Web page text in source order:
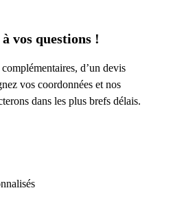
vos questions !
d’un devis
vos coordonnées et nos
dans les plus brefs délais.